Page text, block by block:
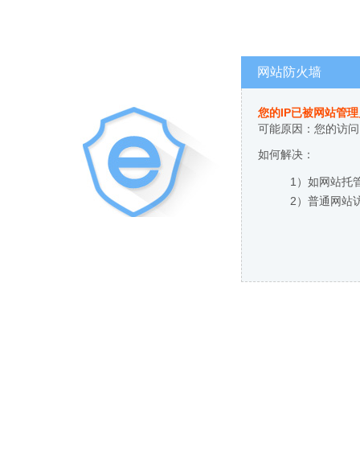
网站防火墙
您的IP已被网站管
可能原因：您的访
如何解决：
1）如网站托
2）普通网站